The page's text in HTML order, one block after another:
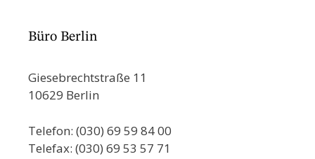
Büro Berlin
Giesebrechtstraße 11
10629 Berlin
Telefon: (030) 69 59 84 00
Telefax: (030) 69 53 57 71